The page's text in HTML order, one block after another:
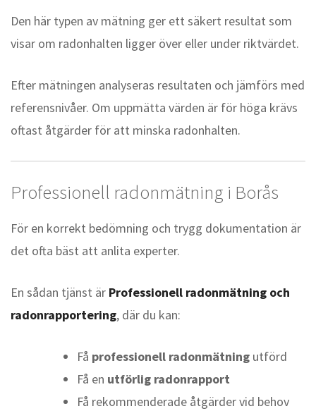
Den här typen av mätning ger ett säkert resultat som
visar om radonhalten ligger över eller under riktvärdet.
Efter mätningen analyseras resultaten och jämförs med
referensnivåer. Om uppmätta värden är för höga krävs
oftast åtgärder för att minska radonhalten.
Professionell radonmätning i Borås
För en korrekt bedömning och trygg dokumentation är
det ofta bäst att anlita experter.
En sådan tjänst är Professionell radonmätning och
radonrapportering, där du kan:
Få professionell radonmätning utförd
Få en utförlig radonrapport
Få rekommenderade åtgärder vid behov